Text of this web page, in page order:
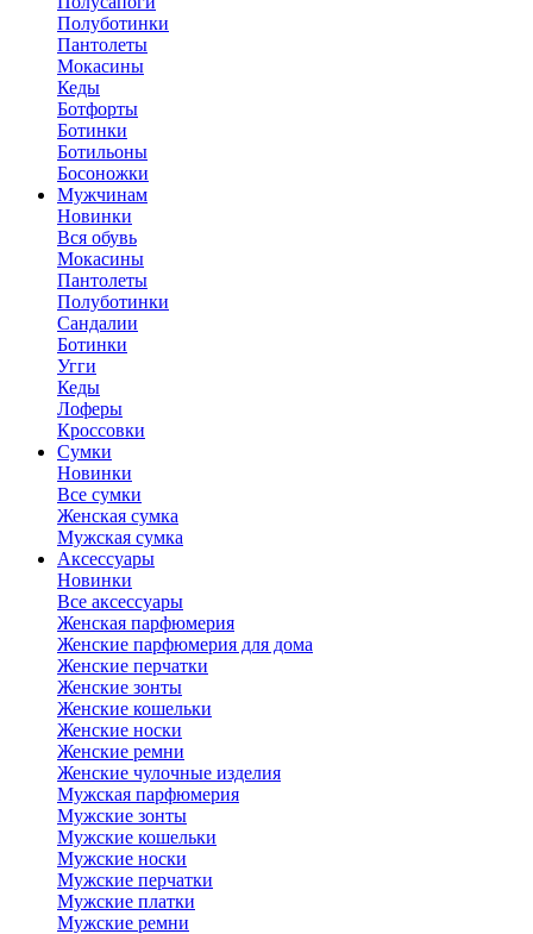
Полуботинки
Пантолеты
Мокасины
Кеды
Ботфорты
Ботинки
Ботильоны
Босоножки
Мужчинам
Новинки
Вся обувь
Мокасины
Пантолеты
Полуботинки
Сандалии
Ботинки
Угги
Кеды
Лоферы
Кроссовки
Сумки
Новинки
Все сумки
Женская сумка
Мужская сумка
Аксессуары
Новинки
Все аксессуары
Женская парфюмерия
Женские парфюмерия для дома
Женские перчатки
Женские зонты
Женские кошельки
Женские носки
Женские ремни
Женские чулочные изделия
Мужская парфюмерия
Мужские зонты
Мужские кошельки
Мужские носки
Мужские перчатки
Мужские платки
Мужские ремни